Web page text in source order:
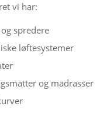
vi har:
spredere
løftesystemer
og madrasser